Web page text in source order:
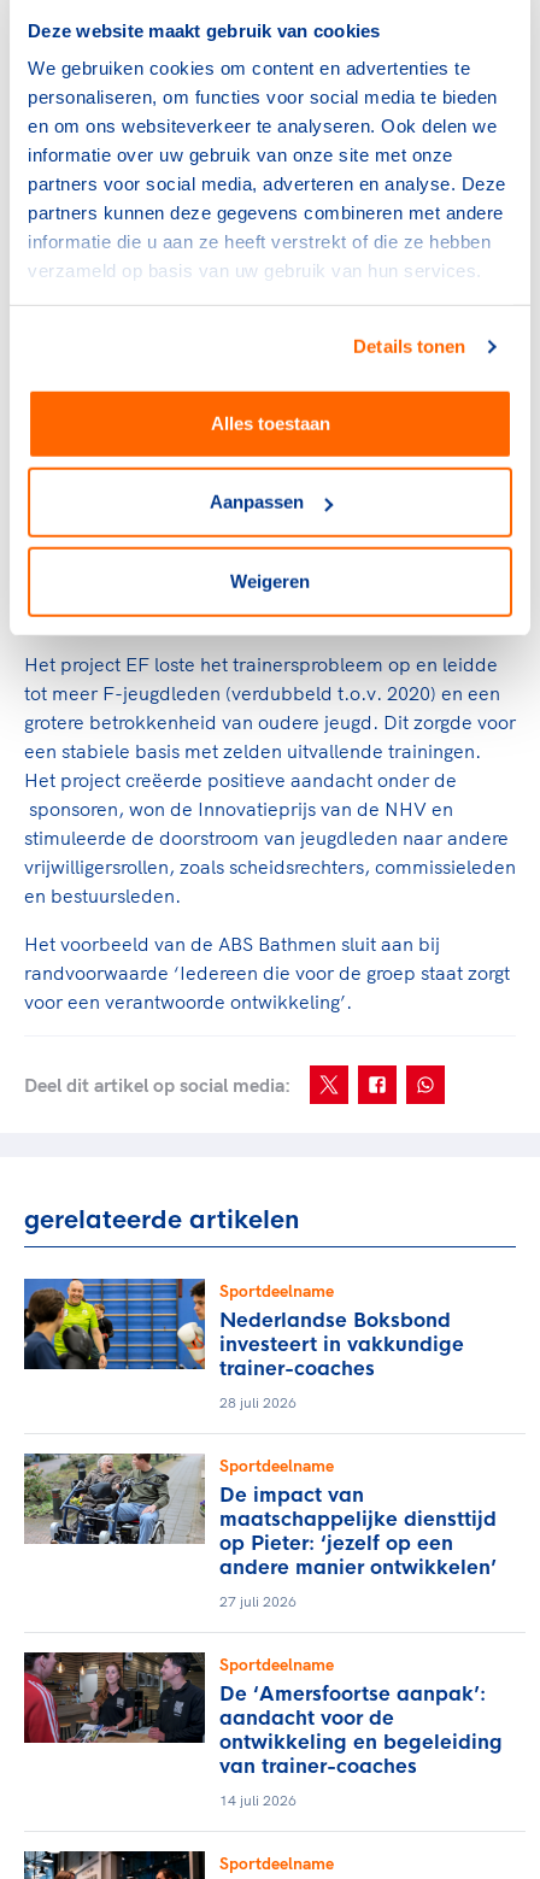
Deze website maakt gebruik van cookies
We gebruiken cookies om content en advertenties te
personaliseren, om functies voor social media te bieden
en om ons websiteverkeer te analyseren. Ook delen we
informatie over uw gebruik van onze site met onze
partners voor social media, adverteren en analyse. Deze
partners kunnen deze gegevens combineren met andere
informatie die u aan ze heeft verstrekt of die ze hebben
verzameld op basis van uw gebruik van hun services.
Details tonen
Alles toestaan
Aanpassen
Weigeren
worden losgelaten, met succes.
Jeugd als trainer: Het inzetten van oudere
jeugdleden als trainers bleek niet alleen haalbaar,
maar leverde ook aanzienlijke voordelen op voor
hun persoonlijke ontwikkeling.
Gebruik van subsidies: De subsidie van het NHV
zorgde ervoor dat het project goed werd uitgerold
en ondersteund.
Aantrekken van nieuwe sponsoren: Het succes van
Aanstekelijk enthousiasme: De betrokkenheid van
de jeugdleden werkte als een olievlek, met steeds
meer vrijwilligers die zich aanmeldden voor
Groei van de vereniging: Het project leidde tot een
vitalere vereniging, met een stabiele
trainingsaanbod en een actieve doorstroom naar
Resultaten
Het project EF loste het trainersprobleem op en leidde
tot meer F-jeugdleden (verdubbeld t.o.v. 2020) en een
grotere betrokkenheid van oudere jeugd. Dit zorgde voor
een stabiele basis met zelden uitvallende trainingen.
Het project creëerde positieve aandacht onder de
sponsoren, won de Innovatieprijs van de NHV en
stimuleerde de doorstroom van jeugdleden naar andere
vrijwilligersrollen, zoals scheidsrechters, commissieleden
en bestuursleden.
Het voorbeeld van de ABS Bathmen sluit aan bij
randvoorwaarde ‘Iedereen die voor de groep staat zorgt
voor een verantwoorde ontwikkeling’.
Deel dit artikel op social media:
gerelateerde artikelen
Sportdeelname
Nederlandse Boksbond
investeert in vakkundige
trainer-coaches
28 juli 2026
Sportdeelname
De impact van
maatschappelijke diensttijd
op Pieter: ‘jezelf op een
andere manier ontwikkelen’
27 juli 2026
Sportdeelname
De ‘Amersfoortse aanpak’:
aandacht voor de
ontwikkeling en begeleiding
van trainer-coaches
14 juli 2026
Sportdeelname